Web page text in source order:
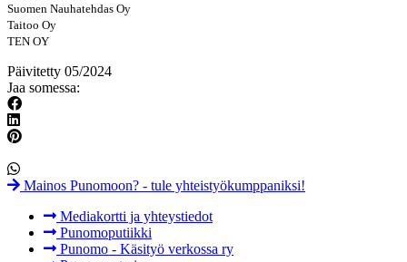
Suomen Nauhatehdas Oy
Taitoo Oy
TEN OY
Päivitetty 05/2024
Jaa somessa:
Mainos Punomoon? - tule yhteistyökumppaniksi!
Mediakortti ja yhteystiedot
Punomoputiikki
Punomo - Käsityö verkossa ry